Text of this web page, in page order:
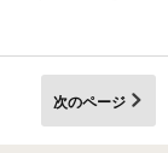
次のページ